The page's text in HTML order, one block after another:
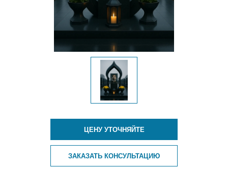
ЦЕНУ УТОЧНЯЙТЕ
ЗАКАЗАТЬ КОНСУЛЬТАЦИЮ